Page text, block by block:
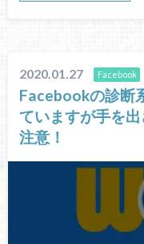
2020.01.27 Facebook
Facebookの診断
ていますが手を
注意！